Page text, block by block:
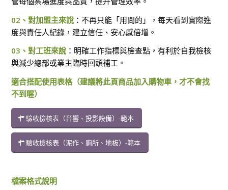
02、對加盟主來說 ：不再只能「用問的」，每天看到實際進
度與責任人紀錄，建立信任、安心感倍增。
03、對工班來說 ：明確工作指標與檢查點，有利於自我檢核
與減少總部或業主臨時回頭補工。
適合搭配使用表格（建議將此頁商品加入購物車，才不會找
不到喔）
驗收檢核表（音響、投影設備）-範本
驗收檢核表（泥作、廁所、地板）-範本
檔案格式說明